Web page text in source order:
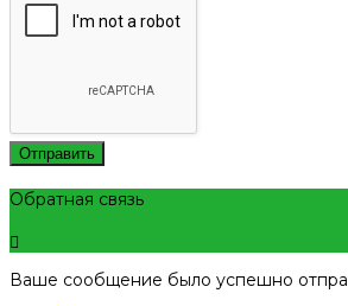
Отправить
Обратная связь
Ваше сообщение было успешно